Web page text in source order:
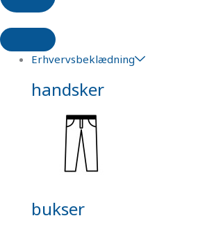
Erhvervsbeklædning
handsker
bukser